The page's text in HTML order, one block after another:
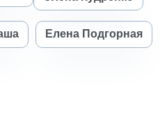
Елена Подгорная